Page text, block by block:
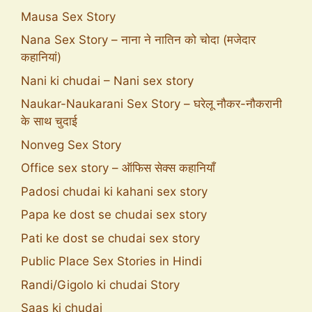
Mausa Sex Story
Nana Sex Story – नाना ने नातिन को चोदा (मजेदार
कहानियां)
Nani ki chudai – Nani sex story
Naukar-Naukarani Sex Story – घरेलू नौकर-नौकरानी
के साथ चुदाई
Nonveg Sex Story
Office sex story – ऑफिस सेक्स कहानियाँ
Padosi chudai ki kahani sex story
Papa ke dost se chudai sex story
Pati ke dost se chudai sex story
Public Place Sex Stories in Hindi
Randi/Gigolo ki chudai Story
Saas ki chudai